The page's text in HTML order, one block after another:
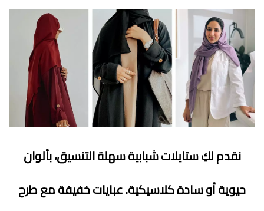
نقدم لكِ ستايلات شبابية سهلة التنسيق، بألوان
حيوية أو سادة كلاسيكية. عبايات خفيفة مع طرح